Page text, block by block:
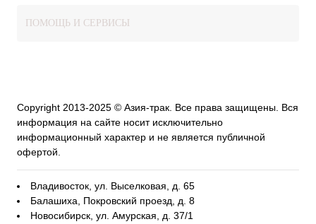
ПОМОЩЬ И СЕРВИСЫ
Copyright 2013-2025 © Азия-трак. Все права защищены. Вся
информация на сайте носит исключительно
информационный характер и не является публичной
офертой.
Владивосток, ул. Выселковая, д. 65
Балашиха, Покровский проезд, д. 8
Новосибирск, ул. Амурская, д. 37/1